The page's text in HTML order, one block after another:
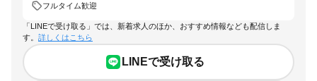
フルタイム歓迎
「LINEで受け取る」では、新着求人のほか、おすすめ情報なども配信しま
す。 詳しくはこちら
LINEで受け取る